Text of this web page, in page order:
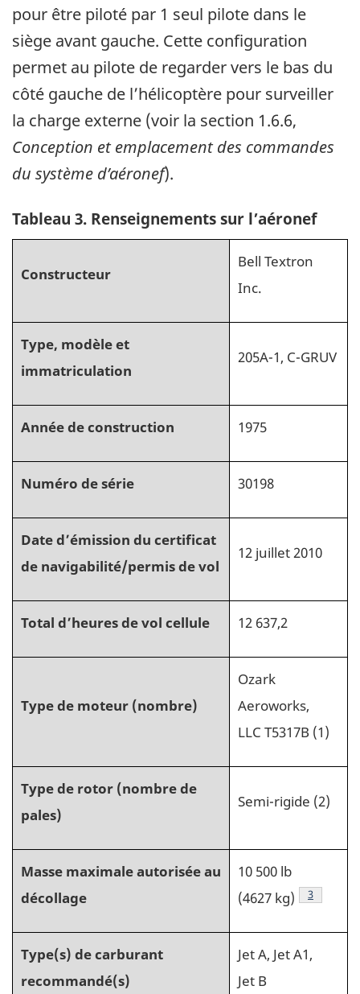
pour être piloté par 1 seul pilote dans le
siège avant gauche. Cette configuration
permet au pilote de regarder vers le bas du
côté gauche de l’hélicoptère pour surveiller
la charge externe (voir la section 1.6.6,
Conception et emplacement des commandes
du système d’aéronef).
Tableau 3. Renseignements sur l’aéronef
Constructeur
Bell Textron
Inc.
Type, modèle et
immatriculation
205A-1, C-GRUV
Année de construction 1975
Numéro de série 30198
Date d’émission du certificat
de navigabilité/permis de vol
12 juillet 2010
Total d’heures de vol cellule 12 637,2
Type de moteur (nombre)
Ozark
Aeroworks,
LLC T5317B (1)
Type de rotor (nombre de
pales)
Semi-rigide (2)
Masse maximale autorisée au
décollage
10 500 lb
(4627 kg)
3
Type(s) de carburant
recommandé(s)
Jet A, Jet A1,
Jet B